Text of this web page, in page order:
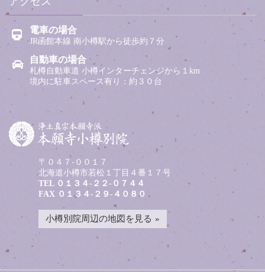
電車の場合
JR函館本線 南小樽駅から徒歩約７分
自動車の場合
札樽自動車道 小樽インターチェンジから１km
境内に駐車スペース有り：約３０台
〒０４７-００１７
北海道小樽市若松１丁目４番１７号
TEL ０１３４-２２-０７４４
FAX ０１３４-２９-４０８０
小樽別院周辺の地図を見る